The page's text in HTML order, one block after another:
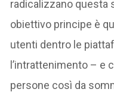
radicalizzano questa
obiettivo principe è
utenti dentro le
l’intrattenimento – e
persone così da